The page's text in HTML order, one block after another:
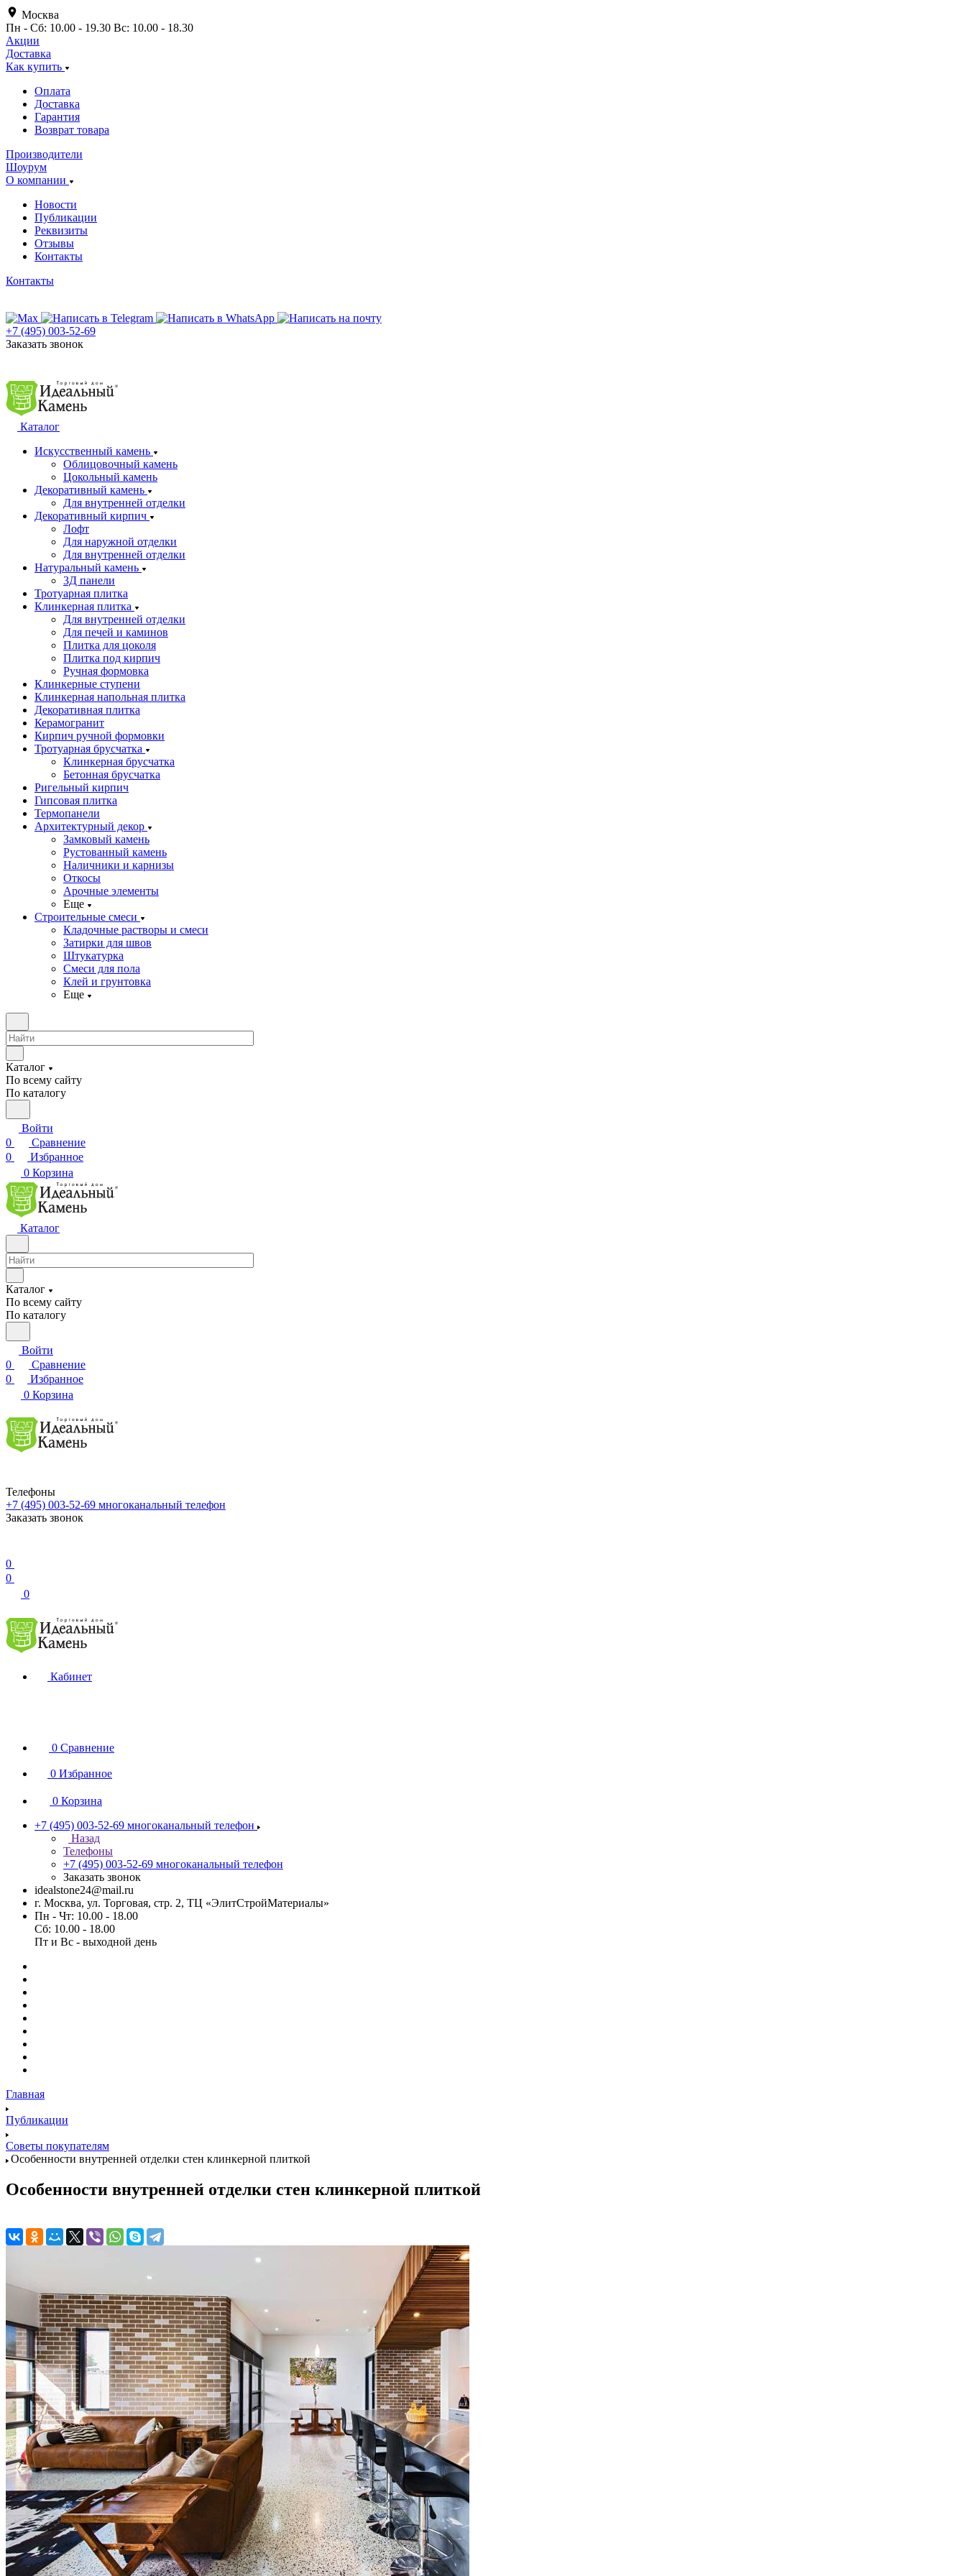
Москва
Пн - Сб: 10.00 - 19.30 Вс: 10.00 - 18.30
Акции
Доставка
Как купить
Оплата
Доставка
Гарантия
Возврат товара
Производители
Шоурум
О компании
Новости
Публикации
Реквизиты
Отзывы
Контакты
Контакты
+7 (495) 003-52-69
Заказать звонок
Каталог
Искусственный камень
Облицовочный камень
Цокольный камень
Декоративный камень
Для внутренней отделки
Декоративный кирпич
Лофт
Для наружной отделки
Для внутренней отделки
Натуральный камень
3Д панели
Тротуарная плитка
Клинкерная плитка
Для внутренней отделки
Для печей и каминов
Плитка для цоколя
Плитка под кирпич
Ручная формовка
Клинкерные ступени
Клинкерная напольная плитка
Декоративная плитка
Керамогранит
Кирпич ручной формовки
Тротуарная брусчатка
Клинкерная брусчатка
Бетонная брусчатка
Ригельный кирпич
Гипсовая плитка
Термопанели
Архитектурный декор
Замковый камень
Рустованный камень
Наличники и карнизы
Откосы
Арочные элементы
Еще
Строительные смеси
Кладочные растворы и смеси
Затирки для швов
Штукатурка
Смеси для пола
Клей и грунтовка
Еще
Каталог
По всему сайту
По каталогу
Войти
0
Сравнение
0
Избранное
0 Корзина
Каталог
Каталог
По всему сайту
По каталогу
Войти
0
Сравнение
0
Избранное
0 Корзина
Телефоны
+7 (495) 003-52-69 многоканальный телефон
Заказать звонок
0
0
0
Кабинет
0 Сравнение
0 Избранное
0 Корзина
+7 (495) 003-52-69 многоканальный телефон
Назад
Телефоны
+7 (495) 003-52-69 многоканальный телефон
Заказать звонок
idealstone24@mail.ru
г. Москва, ул. Торговая, стр. 2, ТЦ «ЭлитСтройМатериалы»
Пн - Чт: 10.00 - 18.00
Сб: 10.00 - 18.00
Пт и Вс - выходной день
Главная
Публикации
Советы покупателям
Особенности внутренней отделки стен клинкерной плиткой
Особенности внутренней отделки стен клинкерной плиткой